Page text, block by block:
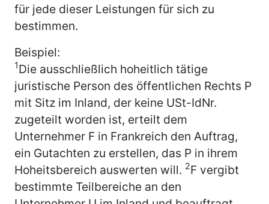
für jede dieser Leistungen für sich zu
bestimmen.
Beispiel:
1Die ausschließlich hoheitlich tätige
juristische Person des öffentlichen Rechts P
mit Sitz im Inland, der keine USt-IdNr.
zugeteilt worden ist, erteilt dem
Unternehmer F in Frankreich den Auftrag,
ein Gutachten zu erstellen, das P in ihrem
Hoheitsbereich auswerten will. 2F vergibt
bestimmte Teilbereiche an den